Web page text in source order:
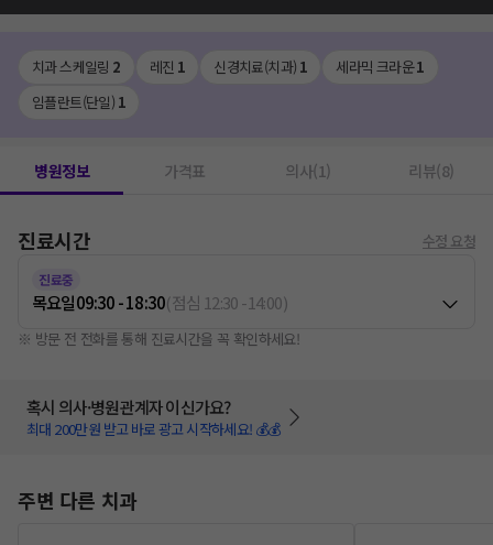
치과 스케일링 2 레진 1 신경치료(치과) 1 세라믹 크라운1
임플란트(단일) 1
병원정보 가격표 의사(1) 리뷰(8)
진료시간 수정 요청
진료중
목요일09:30 - 18:30(점심 12:30-14:00)
※ 방문 전 전화를 통해 진료시간을 꼭 확인하세요!
혹시 의사·병원관계자 이신가요?
최대 200만원 받고 바로 광고 시작하세요! 💰💰
주변 다른 치과